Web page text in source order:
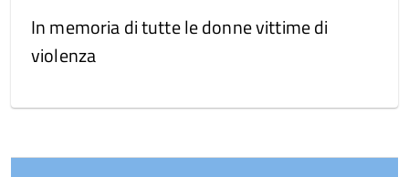
In memoria di tutte le donne vittime di
violenza